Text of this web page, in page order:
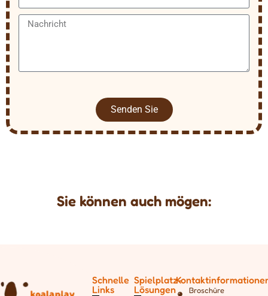
Senden Sie
Sie können auch mögen:
Schnelle
Links
Spielplatz-
Lösungen
Broschüre